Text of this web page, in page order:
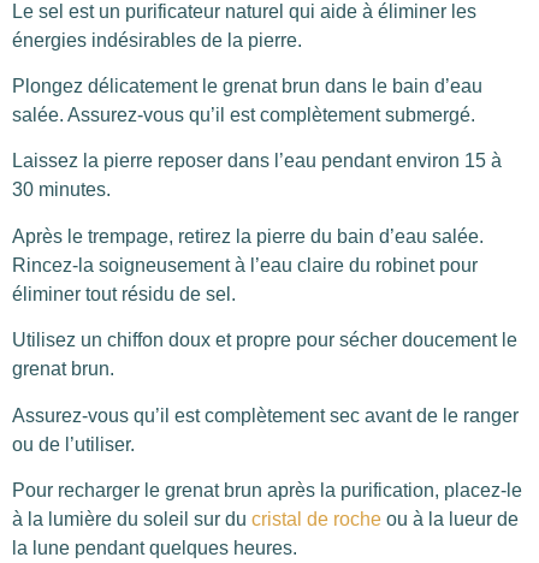
Le sel est un purificateur naturel qui aide à éliminer les
énergies indésirables de la pierre.
Plongez délicatement le grenat brun dans le bain d’eau
salée. Assurez-vous qu’il est complètement submergé.
Laissez la pierre reposer dans l’eau pendant environ 15 à
30 minutes.
Après le trempage, retirez la pierre du bain d’eau salée.
Rincez-la soigneusement à l’eau claire du robinet pour
éliminer tout résidu de sel.
Utilisez un chiffon doux et propre pour sécher doucement le
grenat brun.
Assurez-vous qu’il est complètement sec avant de le ranger
ou de l’utiliser.
Pour recharger le grenat brun après la purification, placez-le
à la lumière du soleil sur du cristal de roche ou à la lueur de
la lune pendant quelques heures.